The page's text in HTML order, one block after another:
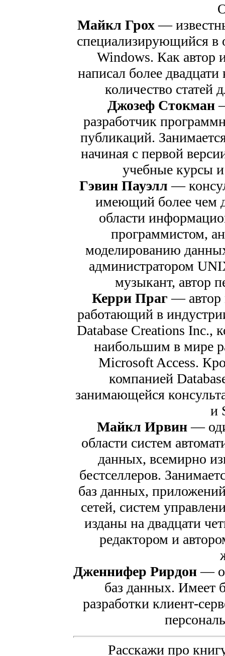
Майкл Грох—
специализирующийся в
Windows. Как автор
написал более
количество
Джозеф Стокман—
разработчик
публикаций.
начиная с первой
учебные курсы
Гэвин Пауэлл —
имеющий более чем
области
программистом,
моделированию
администратором
музыкант, автор
Керри Праг — автор
работающий в
Database Creations Inc.,
наибольшим в мире
Microsoft Access.
компанией
занимающейся
и
Майкл Ирвин—
области систем
данных, всемирно
бестселлеров.
баз данных,
сетей, систем
изданы на двадцати
редактором и
Дженнифер Рирдон—
баз данных. Имеет
разработки клиент-
Расскажи про